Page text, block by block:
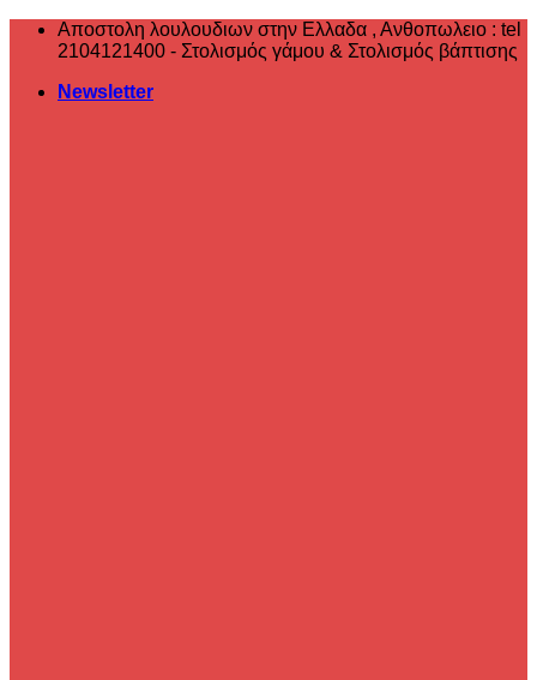
ΜετάβασηΑποστολη λουλουδιων στην Ελλαδα , ‎Ανθοπωλειο : tel
2104121400 - Στολισμός γάμου & Στολισμός βάπτισης
Newsletter